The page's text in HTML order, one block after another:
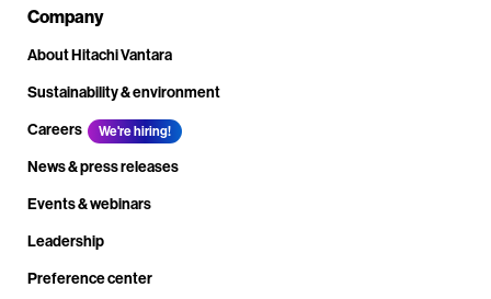
Company
About Hitachi Vantara
Sustainability & environment
Careers
We're hiring!
News & press releases
Events & webinars
Leadership
Preference center